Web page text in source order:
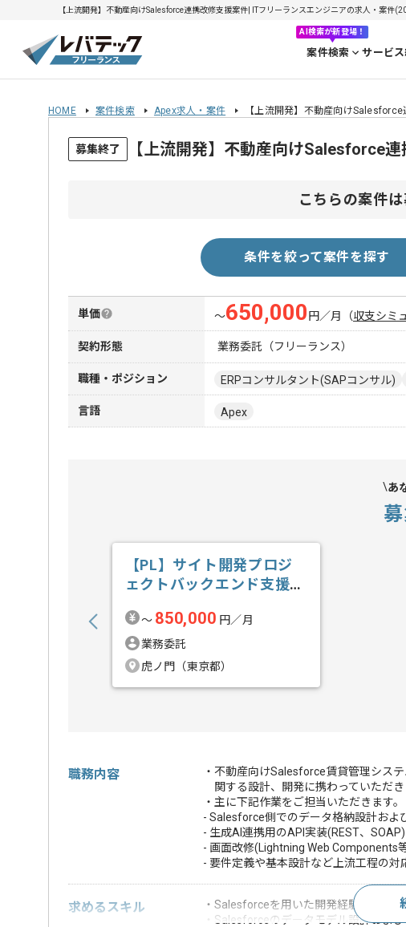
【上流開発】不動産向けSalesforce連携改修支援案件| ITフリーランスエンジニアの求人・案件
AI検索が新登場！
案件検索 サービ
HOME 案件検索 Apex求人・案件 【上流開発】不動産向け
募集終了 【上流開発】不動産向けSalesforce
こちらの案件
条件を絞って案件を探す
単価 〜650,000 円／月 （収支シミ
契約形態 業務委託（フリーランス）
職種・ポジション ERPコンサルタント(SAPコンサル)
言語 Apex
あ
【PL】サイト開発プロジ
ェクトバックエンド支援の
〜 850,000 円／月
業務委託
虎ノ門（東京都）
職務内容
・不動産向けSalesforce賃貸管理シス
関する設計、開発に携わっていただき
・主に下記作業をご担当いただきます。
- Salesforce側でのデータ格納設計およ
- 生成AI連携用のAPI実装(REST、SOAP)
- 画面改修(Lightning Web Components
- 要件定義や基本設計など上流工程の対
求めるスキル
・Salesforceを用いた開発経験(3年以上
・Salesforceのデータモデル設計およ